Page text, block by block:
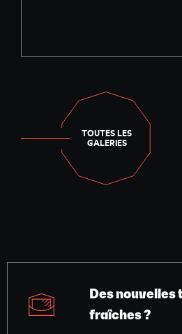
TOUTES LES
GALERIES
Des nouvelles
fraîches ?